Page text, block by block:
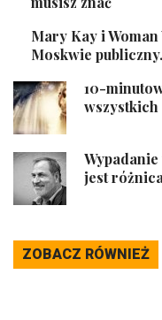
Mary Kay i
Moskwie
10-
wszystkich
jest
ZOBACZ RÓWNIEŻ